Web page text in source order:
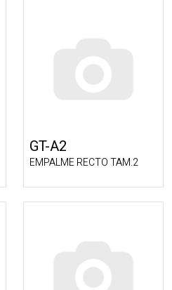
GT-A2
EMPALME RECTO TAM.2